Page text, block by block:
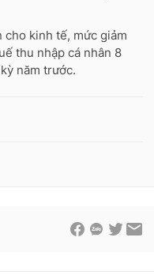
cho kinh tế, mức giảm
thu nhập cá nhân 8
năm trước.